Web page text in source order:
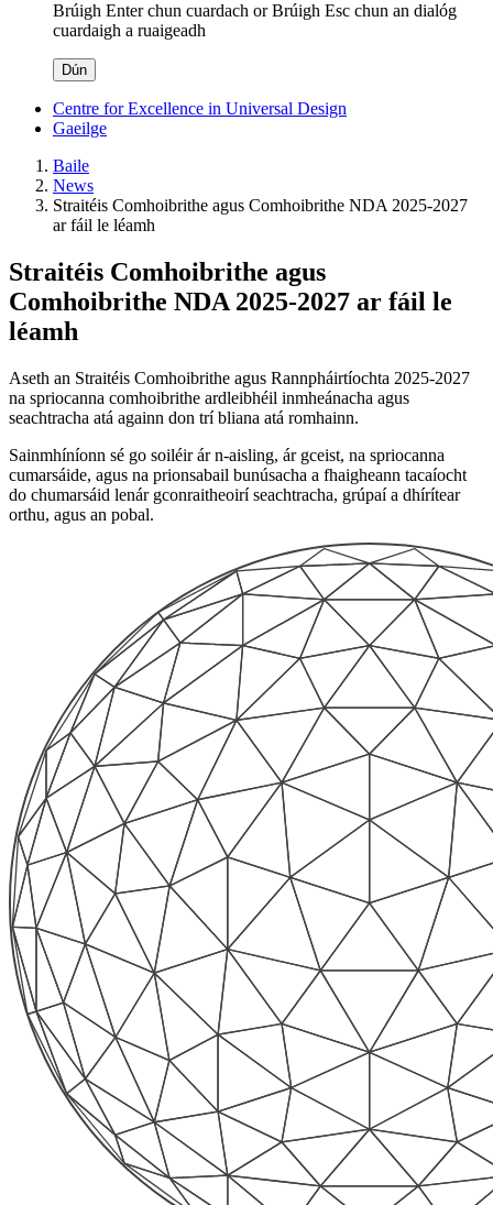
Brúigh Enter chun cuardach orBrúigh Esc chun an dialóg
cuardaigh a ruaigeadh
Dún
Centre for Excellence in Universal Design
Gaeilge
Baile
News
Straitéis Comhoibrithe agus Comhoibrithe NDA 2025-2027
ar fáil le léamh
Straitéis Comhoibrithe agus
Comhoibrithe NDA 2025-2027 ar fáil le
léamh
Aseth an Straitéis Comhoibrithe agus Rannpháirtíochta 2025-2027
na spriocanna comhoibrithe ardleibhéil inmheánacha agus
seachtracha atá againn don trí bliana atá romhainn.
Sainmhíníonn sé go soiléir ár n-aisling, ár gceist, na spriocanna
cumarsáide, agus na prionsabail bunúsacha a fhaigheann tacaíocht
do chumarsáid lenár gconraitheoirí seachtracha, grúpaí a dhírítear
orthu, agus an pobal.